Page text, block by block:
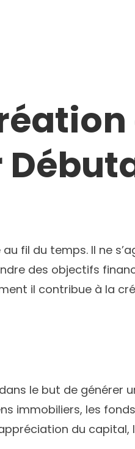
fil du temps. Il ne
des objectifs
il contribue à la
le but de générer
immobiliers, les
du